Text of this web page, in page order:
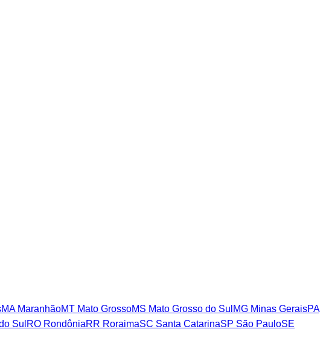
MAMaranhãoMT Mato GrossoMS Mato Grosso do Sul MG Minas GeraisPA
Sul RO RondôniaRR RoraimaSC Santa CatarinaSP São PauloSE